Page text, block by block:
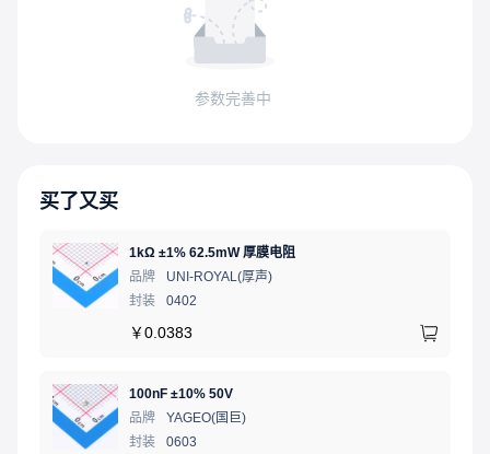
参数完善中
买了又买
1kΩ ±1% 62.5mW 厚膜电阻
品牌
UNI-ROYAL(厚声)
封装
0402
￥0.0383
100nF ±10% 50V
品牌
YAGEO(国巨)
封装
0603